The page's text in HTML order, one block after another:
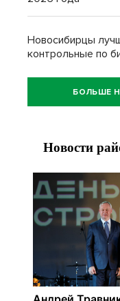
Новосибирцы
контрольные по
БОЛЬШЕ